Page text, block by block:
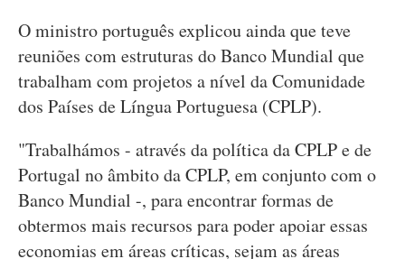
O ministro português explicou ainda que teve
reuniões com estruturas do Banco Mundial que
trabalham com projetos a nível da Comunidade
dos Países de Língua Portuguesa (CPLP).
"Trabalhámos - através da política da CPLP e de
Portugal no âmbito da CPLP, em conjunto com o
Banco Mundial -, para encontrar formas de
obtermos mais recursos para poder apoiar essas
economias em áreas críticas, sejam as áreas